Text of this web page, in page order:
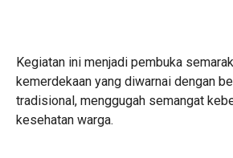
Kegiatan ini menjadi pembuka
kemerdekaan yang diwarnai dengan
tradisional, menggugah semangat
kesehatan warga.